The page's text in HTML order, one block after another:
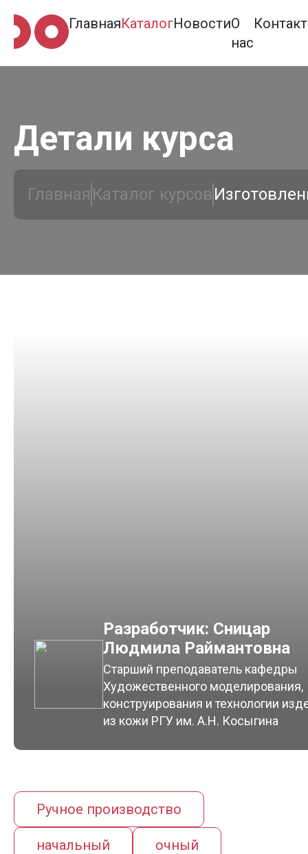
ГлавнаяКаталогНовостиО
нас
Детали курса
Главная Каталог курсов
Разработчик: Сницар
Людмила Раймантовна
Старший преподаватель кафедры
Художественного моделирования,
конструирования и технологии
из кожи РГУ им. А.Н. Косыгина
Ручное производство
начальный очный